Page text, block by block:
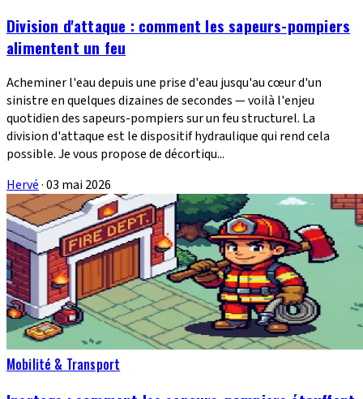
Division d'attaque : comment les sapeurs-pompiers
alimentent un feu
Acheminer l'eau depuis une prise d'eau jusqu'au cœur d'un
sinistre en quelques dizaines de secondes — voilà l'enjeu
quotidien des sapeurs-pompiers sur un feu structurel. La
division d'attaque est le dispositif hydraulique qui rend cela
possible. Je vous propose de décortiqu...
Hervé·03 mai 2026
Mobilité & Transport